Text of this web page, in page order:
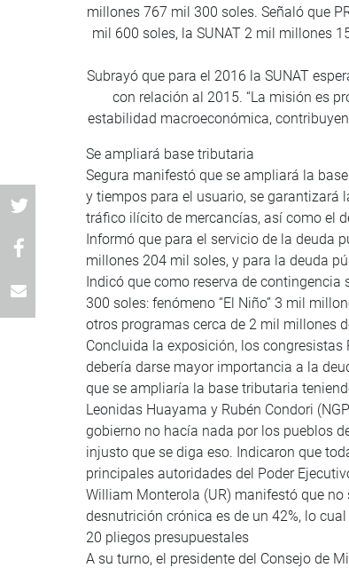
millones 767 mil 300 soles. Señaló que
mil 600 soles, la SUNAT 2 mil millones
Subrayó que para el 2016 la SUNAT
con relación al 2015. “La misión es
estabilidad macroeconómica,
Se ampliará base tributaria
Segura manifestó que se ampliará la
y tiempos para el usuario, se garantizará
tráfico ilícito de mercancías, así como el
Informó que para el servicio de la deuda
millones 204 mil soles, y para la deuda
Indicó que como reserva de contingencia
300 soles: fenómeno “El Niño” 3 mil
otros programas cerca de 2 mil millones
Concluida la exposición, los congresistas
debería darse mayor importancia a la
que se ampliaría la base tributaria
Leonidas Huayama y Rubén Condori
gobierno no hacía nada por los pueblos
injusto que se diga eso. Indicaron que
principales autoridades del Poder
William Monterola (UR) manifestó que
desnutrición crónica es de un 42%, lo
20 pliegos presupuestales
A su turno, el presidente del Consejo de